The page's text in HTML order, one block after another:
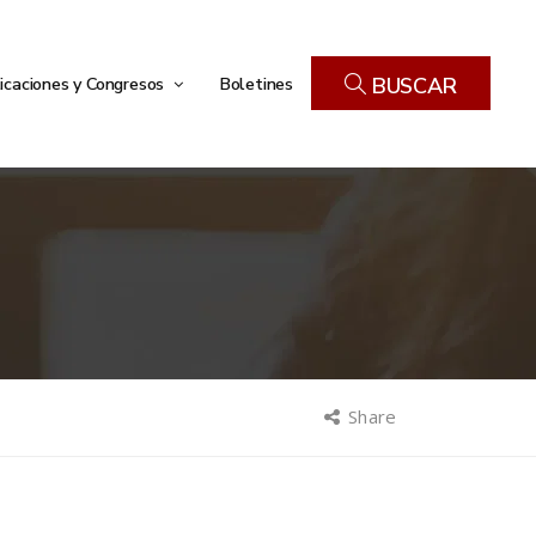
y Congresos Boletines BUSCAR
Share